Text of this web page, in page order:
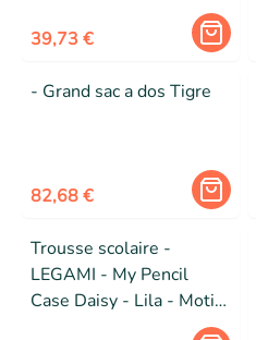
39,73 €
- Grand sac a dos Tigre
82,68 €
Trousse scolaire -
LEGAMI - My Pencil
Case Daisy - Lila - Motif